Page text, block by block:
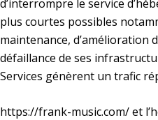
d’interrompre le service
plus courtes possibles
maintenance, d’amélioration
défaillance de ses
Services génèrent un trafic
https://frank-music.com/et